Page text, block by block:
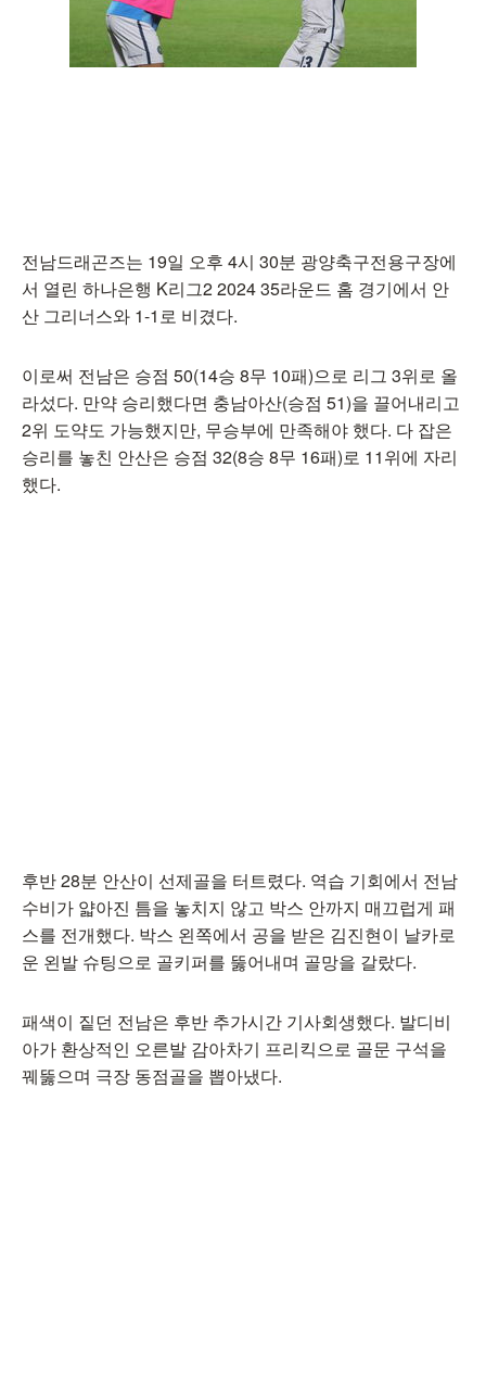
전남드래곤즈는 19일 오후 4시 30분 광양축구전용구장에
서 열린 하나은행 K리그2 2024 35라운드 홈 경기에서 안
산 그리너스와 1-1로 비겼다.
이로써 전남은 승점 50(14승 8무 10패)으로 리그 3위로 올
라섰다. 만약 승리했다면 충남아산(승점 51)을 끌어내리고
2위 도약도 가능했지만, 무승부에 만족해야 했다. 다 잡은
승리를 놓친 안산은 승점 32(8승 8무 16패)로 11위에 자리
했다.
후반 28분 안산이 선제골을 터트렸다. 역습 기회에서 전남
수비가 얇아진 틈을 놓치지 않고 박스 안까지 매끄럽게 패
스를 전개했다. 박스 왼쪽에서 공을 받은 김진현이 날카로
운 왼발 슈팅으로 골키퍼를 뚫어내며 골망을 갈랐다.
패색이 짙던 전남은 후반 추가시간 기사회생했다. 발디비
아가 환상적인 오른발 감아차기 프리킥으로 골문 구석을
꿰뚫으며 극장 동점골을 뽑아냈다.